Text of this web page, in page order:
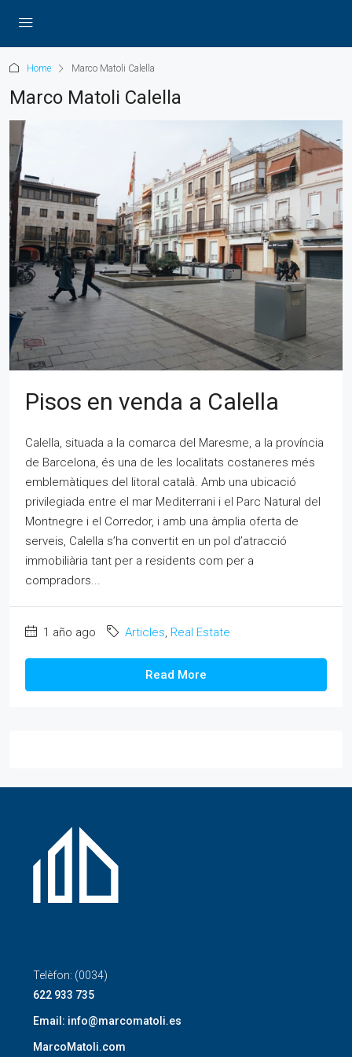
Home Marco Matoli Calella
Marco Matoli Calella
Pisos en venda a Calella
Calella, situada a la comarca del Maresme, a la província
de Barcelona, és una de les localitats costaneres més
emblemàtiques del litoral català. Amb una ubicació
privilegiada entre el mar Mediterrani i el Parc Natural del
Montnegre i el Corredor, i amb una àmplia oferta de
serveis, Calella s’ha convertit en un pol d’atracció
immobiliària tant per a residents com per a
compradors...
1 año ago Articles, Real Estate
Read More
Telèfon: (0034)
622 933 735
Email: info@marcomatoli.es
MarcoMatoli.com